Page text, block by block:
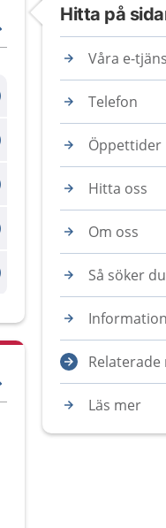
Hitta på
Våra e-
Telefon
Öppettider
Hitta oss
Om oss
Så söker
Läs mer